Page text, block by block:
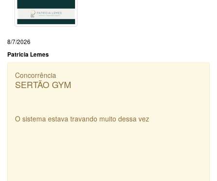
8/7/2026
Patricia Lemes
Concorrência
SERTÃO GYM
O sistema estava travando muito dessa vez